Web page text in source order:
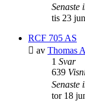
Senaste
tis 23
RCF 705 AS
av Thomas
1 Svar
639
Senaste
tor 18